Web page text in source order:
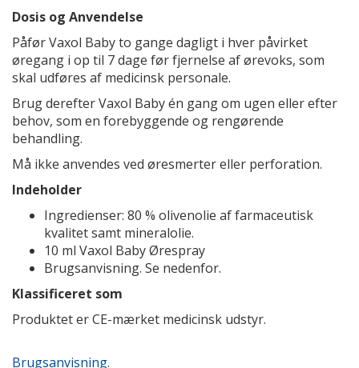
Dosis og Anvendelse
Påfør Vaxol Baby to gange dagligt i hver påvirket
øregang i op til 7 dage før fjernelse af ørevoks, som
skal udføres af medicinsk personale.
Brug derefter Vaxol Baby én gang om ugen eller efter
behov, som en forebyggende og rengørende
behandling.
Må ikke anvendes ved øresmerter eller perforation.
Indeholder
Ingredienser: 80 % olivenolie af farmaceutisk
kvalitet samt mineralolie.
10 ml Vaxol Baby Ørespray
Brugsanvisning. Se nedenfor.
Klassificeret som
Produktet er CE-mærket medicinsk udstyr.
Brugsanvisning.